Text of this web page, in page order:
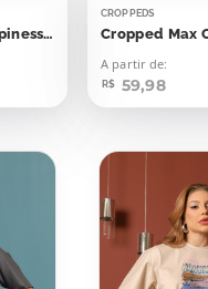
Cropped Max Happiness Tastes Like Chocolate
CROPPEDS
A partir de:
R$ 59,98